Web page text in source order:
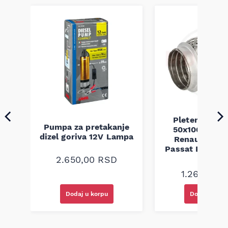
Pumpa za pretakanje
dizel goriva 12V Lampa
2.650,00 RSD
Dodaj u korpu
Pletenica
50x100 Audi
Renault
Passat B5
1.260,00
Dodaj u